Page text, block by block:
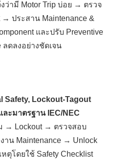
งว่ามี Motor Trip บ่อย → ตรวจ
→ ประสาน Maintenance &
และปรับ Preventive
ลดลงอย่างชัดเจน
Safety, Lockout-Tagout
ะมาตรฐาน IEC/NEC
→ Lockout → ตรวจสอบ
าน Maintenance → Unlock
ตุโดยใช้ Safety Checklist